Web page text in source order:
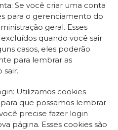
Se você criar uma conta
para o gerenciamento do
geral. Esses
quando você sair
casos, eles poderão
para lembrar as
sair.
Utilizamos cookies
que possamos lembrar
precise fazer login
página. Esses cookies são